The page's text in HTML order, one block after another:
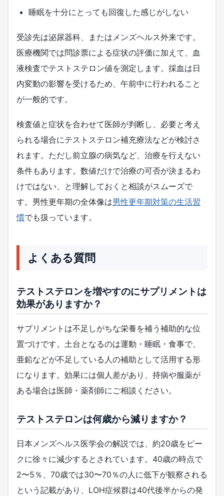
睡眠を十分にとっても回復した感じがしない
受診先は泌尿器科、またはメンズヘルス外来です。
医療機関では問診票による症状の評価に加えて、血
液検査でテストステロン値を測定します。採血は日
内変動の影響を受けるため、午前中に行われること
が一般的です。
検査値と症状を合わせて医師が判断し、必要と考え
られる場合にテストステロン補充療法などが検討さ
れます。ただし前立腺の病気など、治療を行えない
条件もあります。数値だけで治療の可否が決まるわ
けではない、と理解しておくと相談がスムーズで
す。男性更年期の全体像は男性更年期対策の生活習
慣でも扱っています。
よくある質問
テストステロンを増やすのにサプリメントは
効果がありますか？
サプリメントは不足しがちな栄養を補う補助的な位
置づけです。土台となるのは運動・睡眠・食事で、
亜鉛などが不足している人の補助として活用する形
になります。効果には個人差があり、持病や服薬が
ある場合は医師・薬剤師にご相談ください。
テストステロンは何歳から減りますか？
日本メンズヘルス医学会の解説では、約20歳をピー
クに徐々に減少するとされています。40歳の時点で
2〜5％、70歳では30〜70％の人に低下が観察される
という記載があり、LOH症候群は40代後半からの発